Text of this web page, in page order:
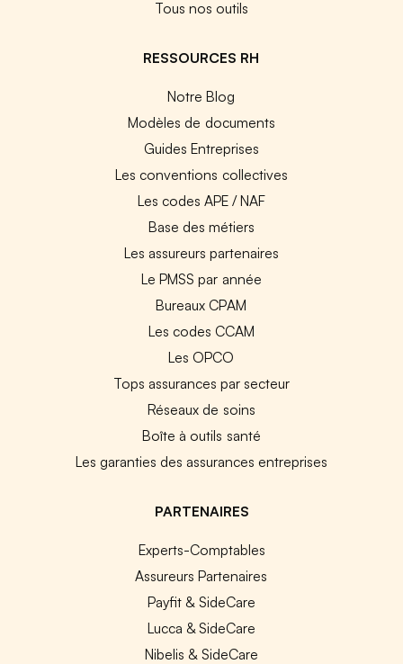
Tous nos outils
RESSOURCES RH
Notre Blog
Modèles de documents
Guides Entreprises
Les conventions collectives
Les codes APE / NAF
Base des métiers
Les assureurs partenaires
Le PMSS par année
Bureaux CPAM
Les codes CCAM
Les OPCO
Tops assurances par secteur
Réseaux de soins
Boîte à outils santé
Les garanties des assurances entreprises
PARTENAIRES
Experts-Comptables
Assureurs Partenaires
Payfit & SideCare
Lucca & SideCare
Nibelis & SideCare